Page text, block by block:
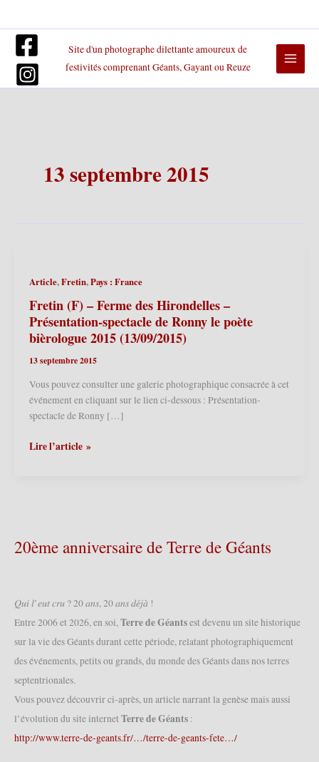
contenu
Site d'un photographe dilettante amoureux de
festivités comprenant Géants, Gayant ou Reuze
13 septembre 2015
Article,Fretin,Pays : France
Fretin (F) – Ferme des Hirondelles –
Présentation-spectacle de Ronny le poète
bièrologue 2015 (13/09/2015)
13 septembre 2015
Vous pouvez consulter une galerie photographique consacrée à cet
événement en cliquant sur le lien ci-dessous : Présentation-
spectacle de Ronny […]
Fretin
–
Présentation-
Ronny
le
bièrologue
2015
(13/09/2015)
Lire l’article »
20ème anniversaire de Terre de Géants
𝑄𝑢𝑖 𝑙’𝑒𝑢𝑡 𝑐𝑟𝑢 ? 20 𝑎𝑛𝑠, 20 𝑎𝑛𝑠 𝑑𝑒́𝑗𝑎̀ !
Entre 2006 et 2026, en soi,Terre de Géantsest devenu un site historique
sur la vie des Géants durant cette période, relatant photographiquement
des événements, petits ou grands, du monde des Géants dans nos terres
septentrionales.
Vous pouvez découvrir ci-après, un article narrant la genèse mais aussi
l’évolution du site internet Terre de Géants :
http://www.terre-de-geants.fr/…/terre-de-geants-fete…/